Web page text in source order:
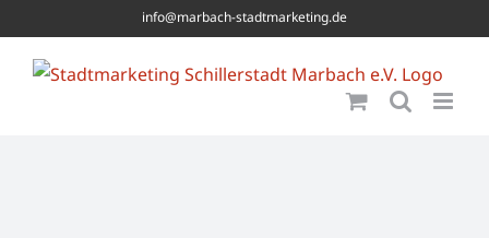
to
content
info@marbach-stadtmarketing.de